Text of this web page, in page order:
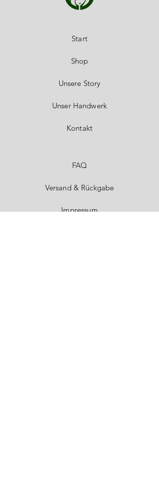
Start
Shop
Unsere Story
Unser Handwerk
Kontakt
FAQ
Versand & Rückgabe
Impressum